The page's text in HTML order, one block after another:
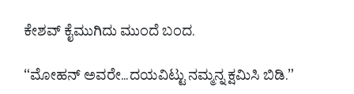
ಕೇಶವ್ ಕೈಮುಗಿದು ಮುಂದೆ ಬಂದ.
“ಮೋಹನ್ ಅವರೇ... ದಯವಿಟ್ಟು ನಮ್ಮನ್ನ ಕ್ಷಮಿಸಿ ಬಿಡಿ.”